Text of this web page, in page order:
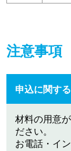
注意事項
申込に関す
材料の用意
ださい。
お電話・イ